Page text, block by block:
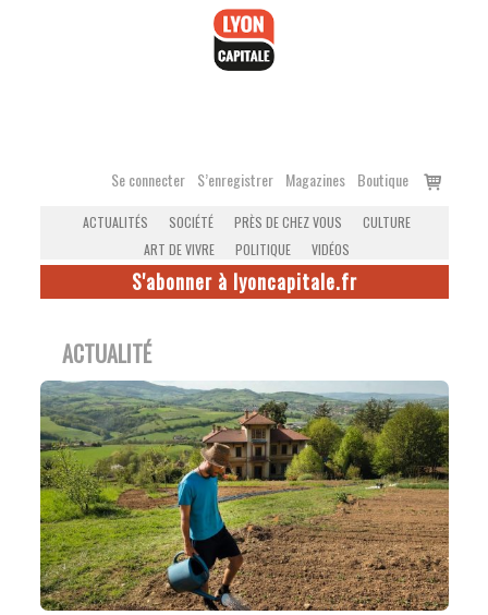
Se connecter S’enregistrer Magazines Boutique
Voir
ACTUALITÉS SOCIÉTÉ PRÈS DE CHEZ VOUS
CULTURE
ART DE VIVRE
POLITIQUE VIDÉOS
S'abonner à lyoncapitale.fr
ACTUALITÉ